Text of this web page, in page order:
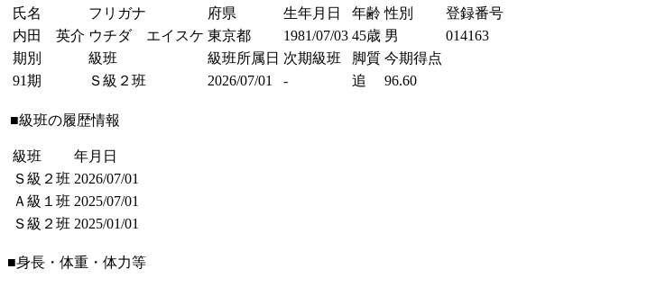
氏名 フリガナ 府県 生年月日 年齢 性別
登録番号
内田 英介 ウチダ エイスケ 東京都 1981/07/03 45歳 男
014163
期別
級班 級班所属日 次期級班 脚質 今期得点
91期
Ｓ級２班 2026/07/01 - 追 96.60
■級班の履歴情報
級班
年月日
Ｓ級２班 2026/07/01
Ａ級１班 2025/07/01
Ｓ級２班 2025/01/01
■身長・体重・体力等